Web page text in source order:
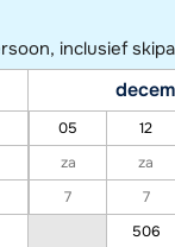
inclusief
05 12
za
za
7
7
506